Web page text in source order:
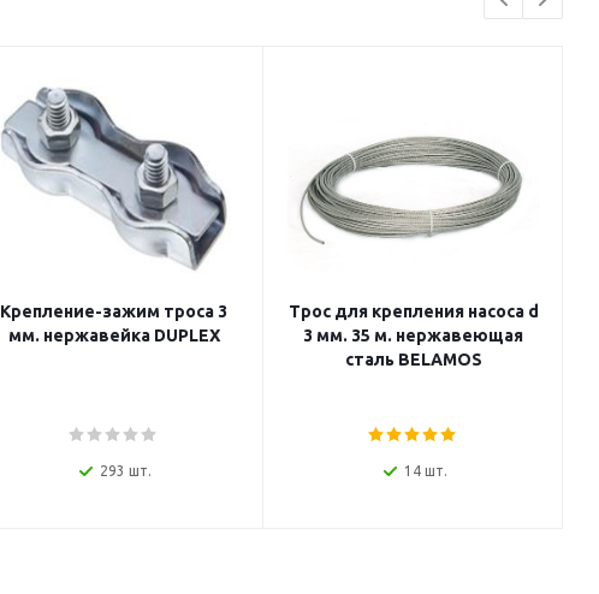
Крепление-зажим троса 3
мм. нержавейка DUPLEX
293 шт.
Трос для крепления насоса d
3 мм. 35 м. нержавеющая
сталь BELAMOS
14 шт.